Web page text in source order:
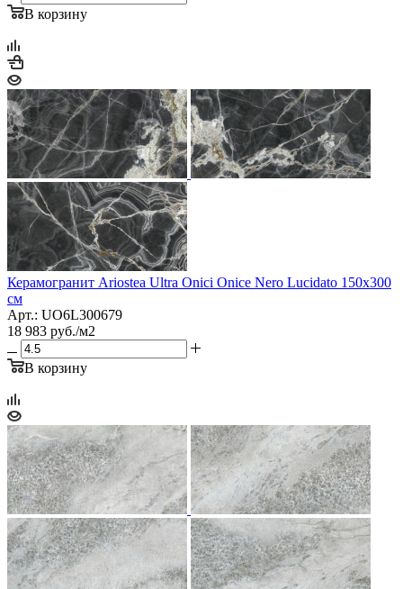
В корзину
Керамогранит Ariostea Ultra Onici Onice Nero Lucidato 150x300
см
Арт.: UO6L300679
18 983 руб./м2
В корзину